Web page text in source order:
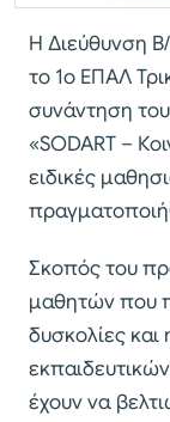
Η Διεύθυνση
το 1ο ΕΠΑΛ
συνάντηση
«SODART –
ειδικές
Σκοπός του
μαθητών που
δυσκολίες
έχουν να